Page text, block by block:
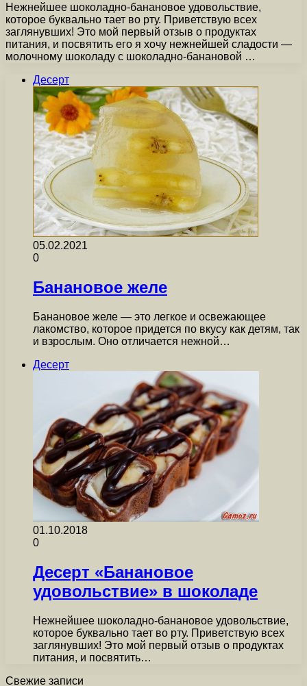
Нежнейшее шоколадно-банановое удовольствие,
которое буквально тает во рту. Приветствую всех
заглянувших! Это мой первый отзыв о продуктах
питания, и посвятить его я хочу нежнейшей сладости —
молочному шоколаду с шоколадно-банановой …
Десерт
05.02.2021
0
Банановое желе
Банановое желе — это легкое и освежающее
лакомство, которое придется по вкусу как детям, так
и взрослым. Оно отличается нежной…
Десерт
01.10.2018
0
Десерт «Банановое
удовольствие» в шоколаде
Нежнейшее шоколадно-банановое удовольствие,
которое буквально тает во рту. Приветствую всех
заглянувших! Это мой первый отзыв о продуктах
питания, и посвятить…
Свежие записи